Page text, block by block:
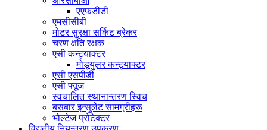
एएफडीडी
एमसीसीबी
मोटर सुरक्षा सर्किट ब्रेकर
चरण क्षति रक्षक
एसी कन्ट्याक्टर
मोड्युलर कन्ट्याक्टर
एसी एसपीडी
एसी फ्यूज
स्वचालित स्थानान्तरण स्विच
बसबार इन्सुलेट सामग्रीहरू
भोल्टेज प्रोटेक्टर